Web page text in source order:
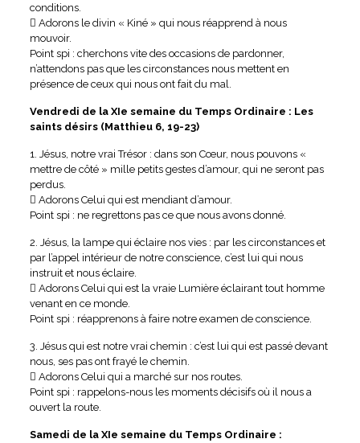
conditions.
 Adorons le divin « Kiné » qui nous réapprend à nous
mouvoir.
Point spi : cherchons vite des occasions de pardonner,
n’attendons pas que les circonstances nous mettent en
présence de ceux qui nous ont fait du mal.
Vendredi de la XIe semaine du Temps Ordinaire : Les
saints désirs (Matthieu 6, 19-23)
1. Jésus, notre vrai Trésor : dans son Cœur, nous pouvons «
mettre de côté » mille petits gestes d’amour, qui ne seront pas
perdus.
 Adorons Celui qui est mendiant d’amour.
Point spi : ne regrettons pas ce que nous avons donné.
2. Jésus, la lampe qui éclaire nos vies : par les circonstances et
par l’appel intérieur de notre conscience, c’est lui qui nous
instruit et nous éclaire.
 Adorons Celui qui est la vraie Lumière éclairant tout homme
venant en ce monde.
Point spi : réapprenons à faire notre examen de conscience.
3. Jésus qui est notre vrai chemin : c’est lui qui est passé devant
nous, ses pas ont frayé le chemin.
 Adorons Celui qui a marché sur nos routes.
Point spi : rappelons-nous les moments décisifs où il nous a
ouvert la route.
Samedi de la XIe semaine du Temps Ordinaire :